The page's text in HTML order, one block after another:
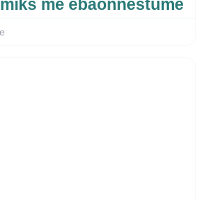
me ebaõnnestume